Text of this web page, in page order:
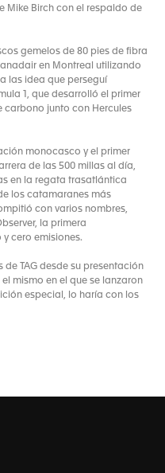
Mike Birch con el respaldo de
gemelos de 80 pies de fibra
en Montreal utilizando
las idea que perseguí
1, que desarrolló el primer
junto con Hercules
monocasco y el primer
de las 500 millas al día,
en la regata trasatlántica
los catamaranes más
con varios nombres,
la primera
cero emisiones.
TAG desde su presentación
mismo en el que se lanzaron
especial, lo haría con los